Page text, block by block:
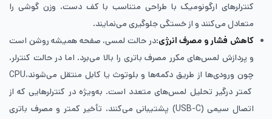
کنترلرهای ارگونومیک با طراحی متناسب با کف دست، وزن گوشی را
متعادل می‌کنند و از خستگی جلوگیری می‌نمایند.
کاهش فشار و مصرف انرژی:در حالت لمسی، صفحه همیشه روشن است
و پردازش لمس‌های مکرر مصرف باتری را بالا می‌برد. اما در حالت کنترلر،
چون ورودی‌ها از طریق دکمه‌ها و بلوتوث یا کابل منتقل می‌شوند،CPU
کمتر درگیر تحلیل لمس‌های متعدد است. به‌ویژه در کنترلرهایی که از
اتصال سیمی (USB-C) پشتیبانی می‌کنند، تأخیر کمتر و مصرف باتری